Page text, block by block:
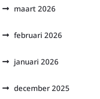
maart 2026
februari 2026
januari 2026
december 2025